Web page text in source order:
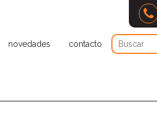
novedades contacto